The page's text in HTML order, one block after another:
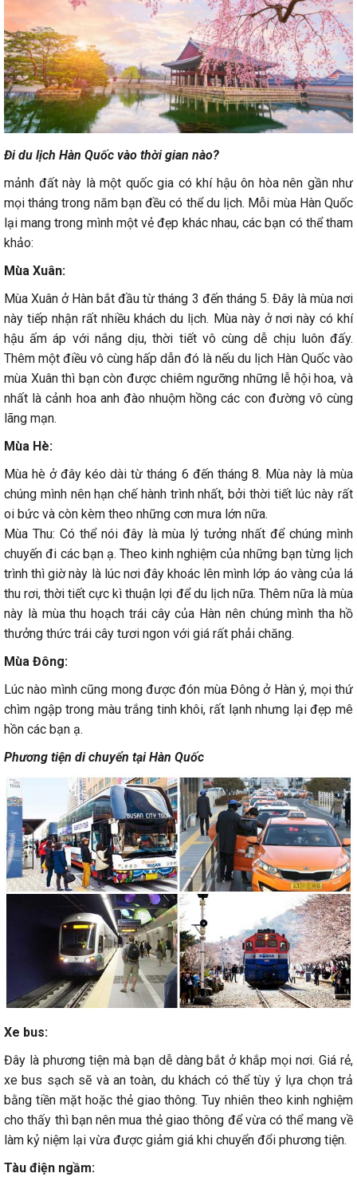
Đi du lịch Hàn Quốc vào thời gian nào?
mảnh đất này là một quốc gia có khí hậu ôn hòa nên gần như
mọi tháng trong năm bạn đều có thể du lịch. Mỗi mùa Hàn Quốc
lại mang trong mình một vẻ đẹp khác nhau, các bạn có thể tham
khảo:
Mùa Xuân:
Mùa Xuân ở Hàn bắt đầu từ tháng 3 đến tháng 5. Đây là mùa nơi
này tiếp nhận rất nhiều khách du lịch. Mùa này ở nơi này có khí
hậu ấm áp với nắng dịu, thời tiết vô cùng dễ chịu luôn đấy.
Thêm một điều vô cùng hấp dẫn đó là nếu du lịch Hàn Quốc vào
mùa Xuân thì bạn còn được chiêm ngưỡng những lễ hội hoa, và
nhất là cảnh hoa anh đào nhuộm hồng các con đường vô cùng
lãng mạn.
Mùa Hè:
Mùa hè ở đây kéo dài từ tháng 6 đến tháng 8. Mùa này là mùa
chúng mình nên hạn chế hành trình nhất, bởi thời tiết lúc này rất
oi bức và còn kèm theo những cơn mưa lớn nữa.
Mùa Thu: Có thể nói đây là mùa lý tưởng nhất để chúng mình
chuyến đi các bạn ạ. Theo kinh nghiệm của những bạn từng lịch
trình thì giờ này là lúc nơi đây khoác lên mình lớp áo vàng của lá
thu rơi, thời tiết cực kì thuận lợi để du lịch nữa. Thêm nữa là mùa
này là mùa thu hoạch trái cây của Hàn nên chúng mình tha hồ
thưởng thức trái cây tươi ngon với giá rất phải chăng.
Mùa Đông:
Lúc nào mình cũng mong được đón mùa Đông ở Hàn ý, mọi thứ
chìm ngập trong màu trắng tinh khôi, rất lạnh nhưng lại đẹp mê
hồn các bạn ạ.
Phương tiện di chuyển tại Hàn Quốc
Xe bus:
Đây là phương tiện mà bạn dễ dàng bắt ở khắp mọi nơi. Giá rẻ,
xe bus sạch sẽ và an toàn, du khách có thể tùy ý lựa chọn trả
bằng tiền mặt hoặc thẻ giao thông. Tuy nhiên theo kinh nghiệm
cho thấy thì bạn nên mua thẻ giao thông để vừa có thể mang về
làm kỷ niệm lại vừa được giảm giá khi chuyển đổi phương tiện.
Tàu điện ngầm: